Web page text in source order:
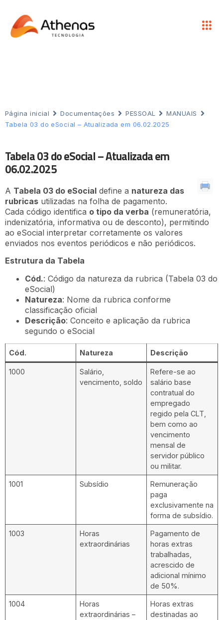
Página inicial Documentações PESSOAL
MANUAIS
Tabela 03 do eSocial – Atualizada em 06.02.2025
Tabela 03 do eSocial – Atualizada em
06.02.2025
A Tabela 03 do eSocial define a natureza das
rubricas utilizadas na folha de pagamento.
Cada código identifica o tipo da verba (remuneratória,
indenizatória, informativa ou de desconto), permitindo
ao eSocial interpretar corretamente os valores
enviados nos eventos periódicos e não periódicos.
Estrutura da Tabela
Cód.: Código da natureza da rubrica (Tabela 03 do
eSocial)
Natureza: Nome da rubrica conforme
classificação oficial
Descrição: Conceito e aplicação da rubrica
segundo o eSocial
Cód. Natureza Descrição
1000
Salário,
vencimento, soldo
Refere-se ao
salário base
contratual do
empregado
regido pela CLT,
bem como ao
vencimento
mensal de
servidor público
ou militar.
1001 Subsídio
Remuneração
paga
exclusivamente na
forma de subsídio.
1003
Horas
extraordinárias
Pagamento de
horas extras
trabalhadas,
acrescido de
adicional mínimo
de 50%.
1004
Horas
extraordinárias –
Horas extras
destinadas ao